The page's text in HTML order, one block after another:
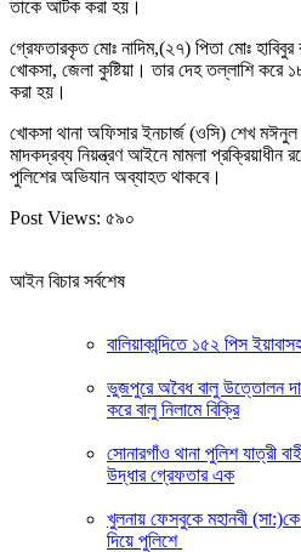
তাকে আটক করা হয়।
গ্রেফতারকৃত মোঃ নাদিম,(২৭) পিতা মোঃ হাবিবুর
খোকসা, জেলা কুষ্টিয়া। তার দেহ তল্লাশি করে
করা হয়।
খোকসা থানা অফিসার ইনচার্জ (ওসি) শেখ
মাদকদ্রব্য নিয়ন্ত্রণ আইনে মামলা প্রক্রিয়াধীন
পুলিশের অভিযান অব্যাহত থাকবে।
Post Views: ৫৯০
আইন বিচার সর্বশেষ
বালিয়াকান্দিতে ১৫২ পিস
ভুজপুরে অবৈধ বালু উত্তোলন
করে বালু নিলামে বিক্রি
সোনারগাঁও থানা পুলিশ যাত্রী
উদ্ধার গ্রেফতার এক
খুলনায় ফেসবুকে মহানবী
দিয়ে পুলিশে